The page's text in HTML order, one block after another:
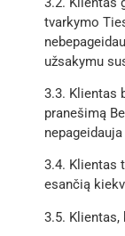
tvarkymo
užsakymu
3.3. Klientas
pranešimą
3.4. Klientas
esančią
3.5.